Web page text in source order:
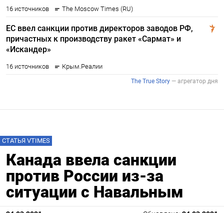
СТАТЬЯ VTIMES
Канада ввела cанкции
против России из-за
ситуации с Навальным